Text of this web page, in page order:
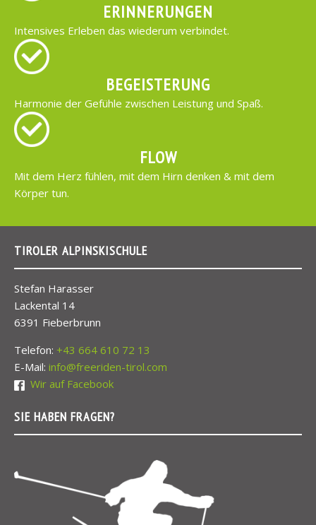
ERINNERUNGEN
Intensives Erleben das wiederum verbindet.
BEGEISTERUNG
Harmonie der Gefühle zwischen Leistung und Spaß.
FLOW
Mit dem Herz fühlen, mit dem Hirn denken & mit dem
Körper tun.
TIROLER ALPINSKISCHULE
Stefan Harasser
Lackental 14
6391 Fieberbrunn
Telefon: +43 664 610 72 13
E-Mail: info@freeriden-tirol.com
Wir auf Facebook
SIE HABEN FRAGEN?